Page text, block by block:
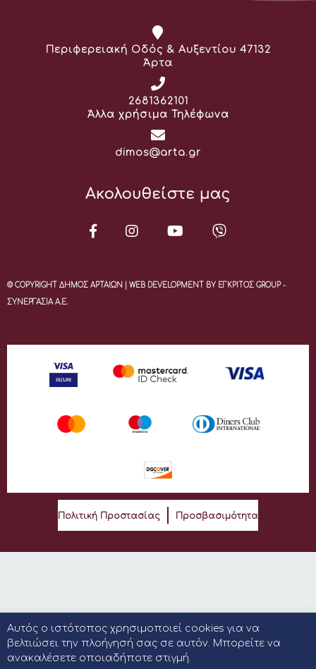
Διεύθυνση:
Περιφερειακή Οδός & Αυξεντίου 47132
Άρτα
Τηλέφωνο:
2681362101
Άλλα χρήσιμα Τηλέφωνα
Email:
dimos@arta.gr
Ακολουθείστε μας
© COPYRIGHT ΔΗΜΟΣ ΑΡΤΑΙΩΝ | WEB DEVELOPMENT BY ΕΓΚΡΙΤΟΣ GROUP -
ΣΥΝΕΡΓΑΣΙΑ Α.Ε.
Πολιτική Προστασίας Προσβασιμότητα
Αυτός ο ιστότοπος χρησιμοποιεί cookies για να
βελτιώσει την πλοήγησή σας σε αυτόν. Μπορείτε να
ανακαλέσετε οποιαδήποτε στιγμή.